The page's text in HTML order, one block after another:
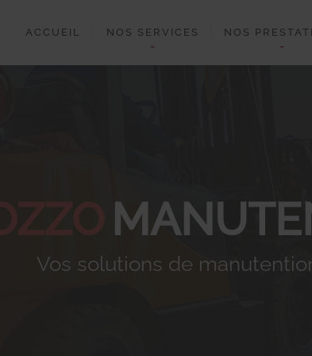
ACCUEIL NOS SERVICES NOS
Vos solutions de